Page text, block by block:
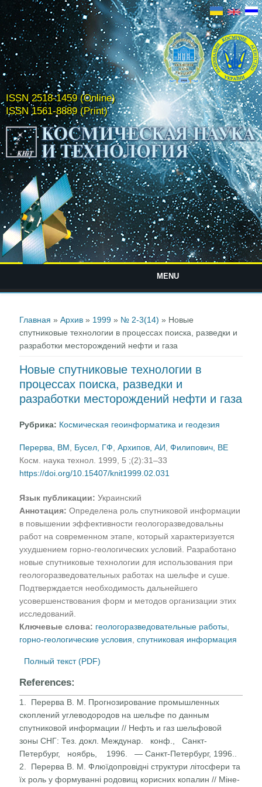
ISSN 2518-1459 (Online)
ISSN 1561-8889 (Print)
MENU
Главная »Архив » 1999 » № 2-3(14) » Новые
спутниковые технологии в процессах поиска, разведки и
разработки месторождений нефти и газа
Новые спутниковые технологии в
процессах поиска, разведки и
разработки месторождений нефти и газа
Рубрика: Космическая геоинформатика и геодезия
Перерва, ВМ Бусел, ГФ ,Архипов, АИ ,Филипович, ВЕ
Косм. наука технол. 1999, 5 ;(2):31–33
https://doi.org/10.15407/knit1999.02.031
Язык публикации: Украинский
Аннотация:Определена роль спутниковой информации
в повышении эффективности геологоразведовальны
работ на современном этапе, который характеризуется
ухудшением горно-геологических условий. Разработано
новые спутниковые технологии для использования при
геологоразведовательных работах на шельфе и суше.
Подтверждается необходимость дальнейшего
усовершенствования форм и методов организации этих
исследований.
Ключевые слова: геологоразведовательные работы
горно-геологические условия ,спутниковая информация
Полный текст (PDF)
References:
1. Перерва В. М. Прогнозирование промышленных
скоплений углеводородов на шельфе по данным
спутниковой инфор­мации // Нефть и газ шельфовой
зоны СНГ: Тез. докл. Междунар. конф., Санкт-
Петербург, ноябрь, 1996. — Санкт-Петербург, 1996..
2. Перерва В. М. Флюїдопровідні структури літосфери та
їх роль у формуванні родовищ корисних копалин // Міне­